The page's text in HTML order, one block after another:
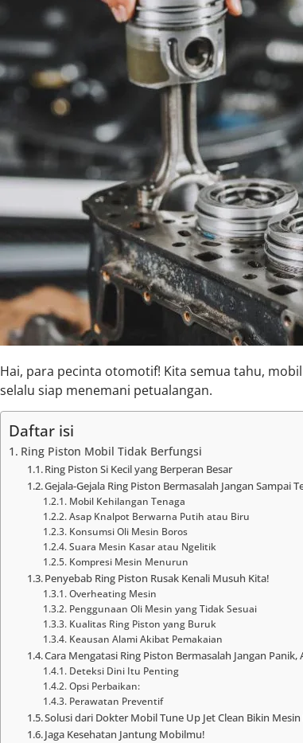
Hai, para pecinta otomotif! Kita semua tahu,
selalu siap menemani petualangan.
Daftar isi
Ring Piston Mobil Tidak Berfungsi
Ring Piston Si Kecil yang Berperan Besar
Gejala-Gejala Ring Piston Bermasalah Jangan Sampai
Mobil Kehilangan Tenaga
Asap Knalpot Berwarna Putih atau Biru
Konsumsi Oli Mesin Boros
Suara Mesin Kasar atau Ngelitik
Kompresi Mesin Menurun
Penyebab Ring Piston Rusak Kenali Musuh Kita!
Overheating Mesin
Penggunaan Oli Mesin yang Tidak Sesuai
Kualitas Ring Piston yang Buruk
Keausan Alami Akibat Pemakaian
Cara Mengatasi Ring Piston Bermasalah Jangan Panik,
Deteksi Dini Itu Penting
Opsi Perbaikan:
Perawatan Preventif
Solusi dari Dokter Mobil Tune Up Jet Clean Bikin
Jaga Kesehatan Jantung Mobilmu!